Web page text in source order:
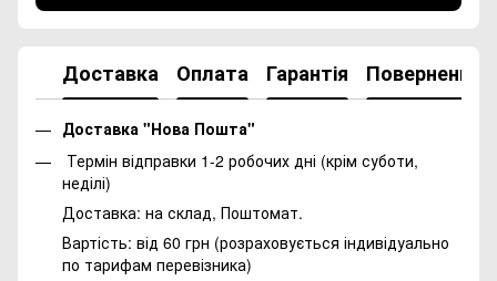
Доставка Оплата Гарантія Повернення
Доставка "Нова Пошта"
Термін відправки 1-2 робочих дні (крім суботи,
неділі)
Доставка: на склад, Поштомат.
Вартість: від 60 грн (розраховується індивідуально
по тарифам перевізника)